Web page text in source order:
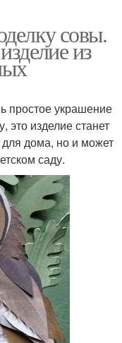
совы.
из
простое украшение
это изделие станет
дома, но и может
саду.